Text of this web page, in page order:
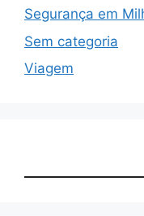
Segurança em
Sem categoria
Viagem